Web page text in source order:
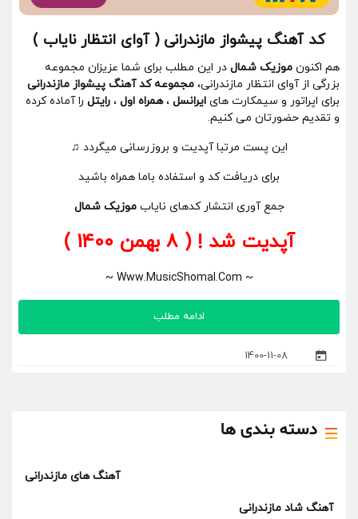
دسته بندی ها
آهنگ های مازندرانی
آهنگ شاد مازندرانی
کد آهنگ پیشواز مازندرانی ( آوای انتظار نایاب )
هم اکنون موزیک شمال در این مطلب برای شما عزیزان مجموعه
بزرگی از آوای انتظار مازندرانی، مجموعه کد آهنگ پیشواز مازندرانی
برای اپراتور و سیمکارت های ایرانسل ،همراه اول ، رایتل را آماده کرده
و تقدیم حضورتان می کنیم.
این پست مرتبا آپدیت و بروزرسانی میگردد ♫
برای دریافت کد و استفاده باما همراه باشید
جمع آوری انتشار کدهای نایاب موزیک شمال
آپدیت شد ! ( 8 بهمن 1400 )
~ Www.MusicShomal.Com ~
1400-11-08
ادامه مطلب